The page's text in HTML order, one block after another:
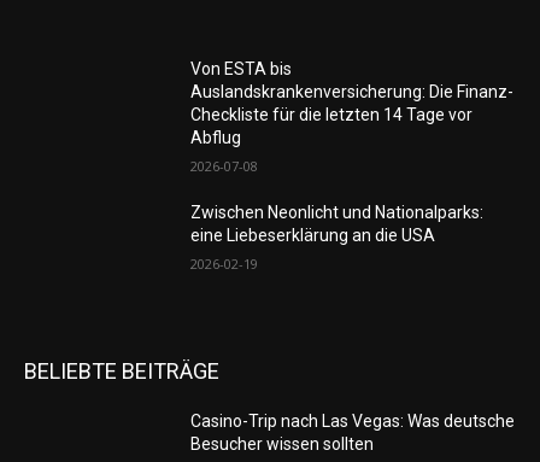
Von ESTA bis
Auslandskrankenversicherung: Die Finanz-
Checkliste für die letzten 14 Tage vor
Abflug
2026-07-08
Zwischen Neonlicht und Nationalparks:
eine Liebeserklärung an die USA
2026-02-19
BELIEBTE BEITRÄGE
Casino-Trip nach Las Vegas: Was deutsche
Besucher wissen sollten